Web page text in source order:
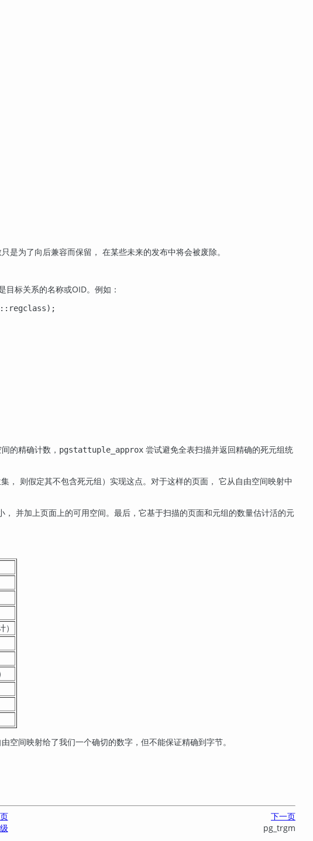
是为了向后兼容而保留， 在某些未来的发布中将会被废除。
目标关系的名称或OID。例如：
的精确计数， pgstattuple_approx 尝试避免全表扫描并返回精确的死元组统
， 则假定其不包含死元组）实现这点。对于这样的页面， 它从自由空间映射中
并加上页面上的可用空间。最后，它基于扫描的页面和元组的数量估计活的元
空间映射给了我们一个确切的数字，但不能保证精确到字节。
下一页
pg_trgm